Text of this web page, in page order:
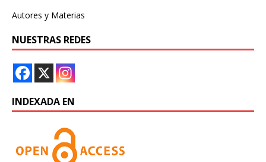
Autores y Materias
NUESTRAS REDES
INDEXADA EN